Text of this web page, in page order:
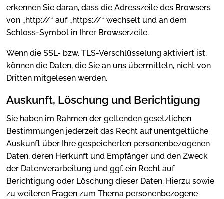
erkennen Sie daran, dass die Adresszeile des Browsers
von „http://“ auf „https://“ wechselt und an dem
Schloss-Symbol in Ihrer Browserzeile.
Wenn die SSL- bzw. TLS-Verschlüsselung aktiviert ist,
können die Daten, die Sie an uns übermitteln, nicht von
Dritten mitgelesen werden.
Auskunft, Löschung und Berichtigung
Sie haben im Rahmen der geltenden gesetzlichen
Bestimmungen jederzeit das Recht auf unentgeltliche
Auskunft über Ihre gespeicherten personenbezogenen
Daten, deren Herkunft und Empfänger und den Zweck
der Datenverarbeitung und ggf. ein Recht auf
Berichtigung oder Löschung dieser Daten. Hierzu sowie
zu weiteren Fragen zum Thema personenbezogene